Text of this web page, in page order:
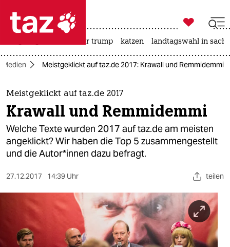
 taz zahl ich
taz zahl ich
themen
politik
öko
sport
berlin

taz zahl ich
usa unter trump katzen landtagswahl in
Medien Meistgeklickt auf taz.de 2017: Krawall und Remmidemmi
Meistgeklickt auf taz.de 2017
Krawall und Remmidemmi
Welche Texte wurden 2017 auf taz.de am meisten
angeklickt? Wir haben die Top 5 zusammengestellt
und die Autor*innen dazu befragt.
27.12.2017 14:39 Uhr teilen